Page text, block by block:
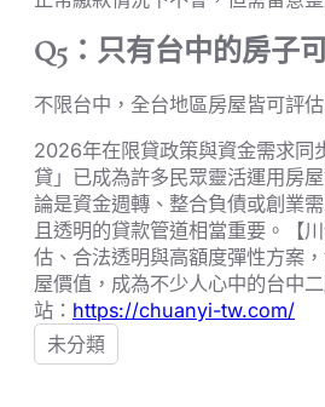
Q5：只有台中的房子
不限台中，全台地區房屋皆可評估
2026年在限貸政策與資金需求同
貸」已成為許多民眾靈活運用房
論是資金週轉、整合負債或創業
且透明的貸款管道相當重要。【
估、合法透明與高額度彈性方案
屋價值，成為不少人心中的台中
站： https://chuanyi-tw.com/
未分類